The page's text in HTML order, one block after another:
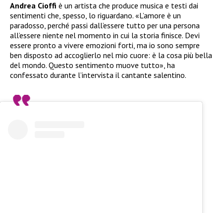
Andrea Cioffi è un artista che produce musica e testi dai
sentimenti che, spesso, lo riguardano. «L’amore è un
paradosso, perché passi dall’essere tutto per una persona
all’essere niente nel momento in cui la storia finisce. Devi
essere pronto a vivere emozioni forti, ma io sono sempre
ben disposto ad accoglierlo nel mio cuore: è la cosa più bella
del mondo. Questo sentimento muove tutto», ha
confessato durante l’intervista il cantante salentino.